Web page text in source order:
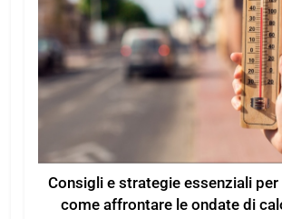
Consigli e strategie essenziali per
come affrontare le ondate di